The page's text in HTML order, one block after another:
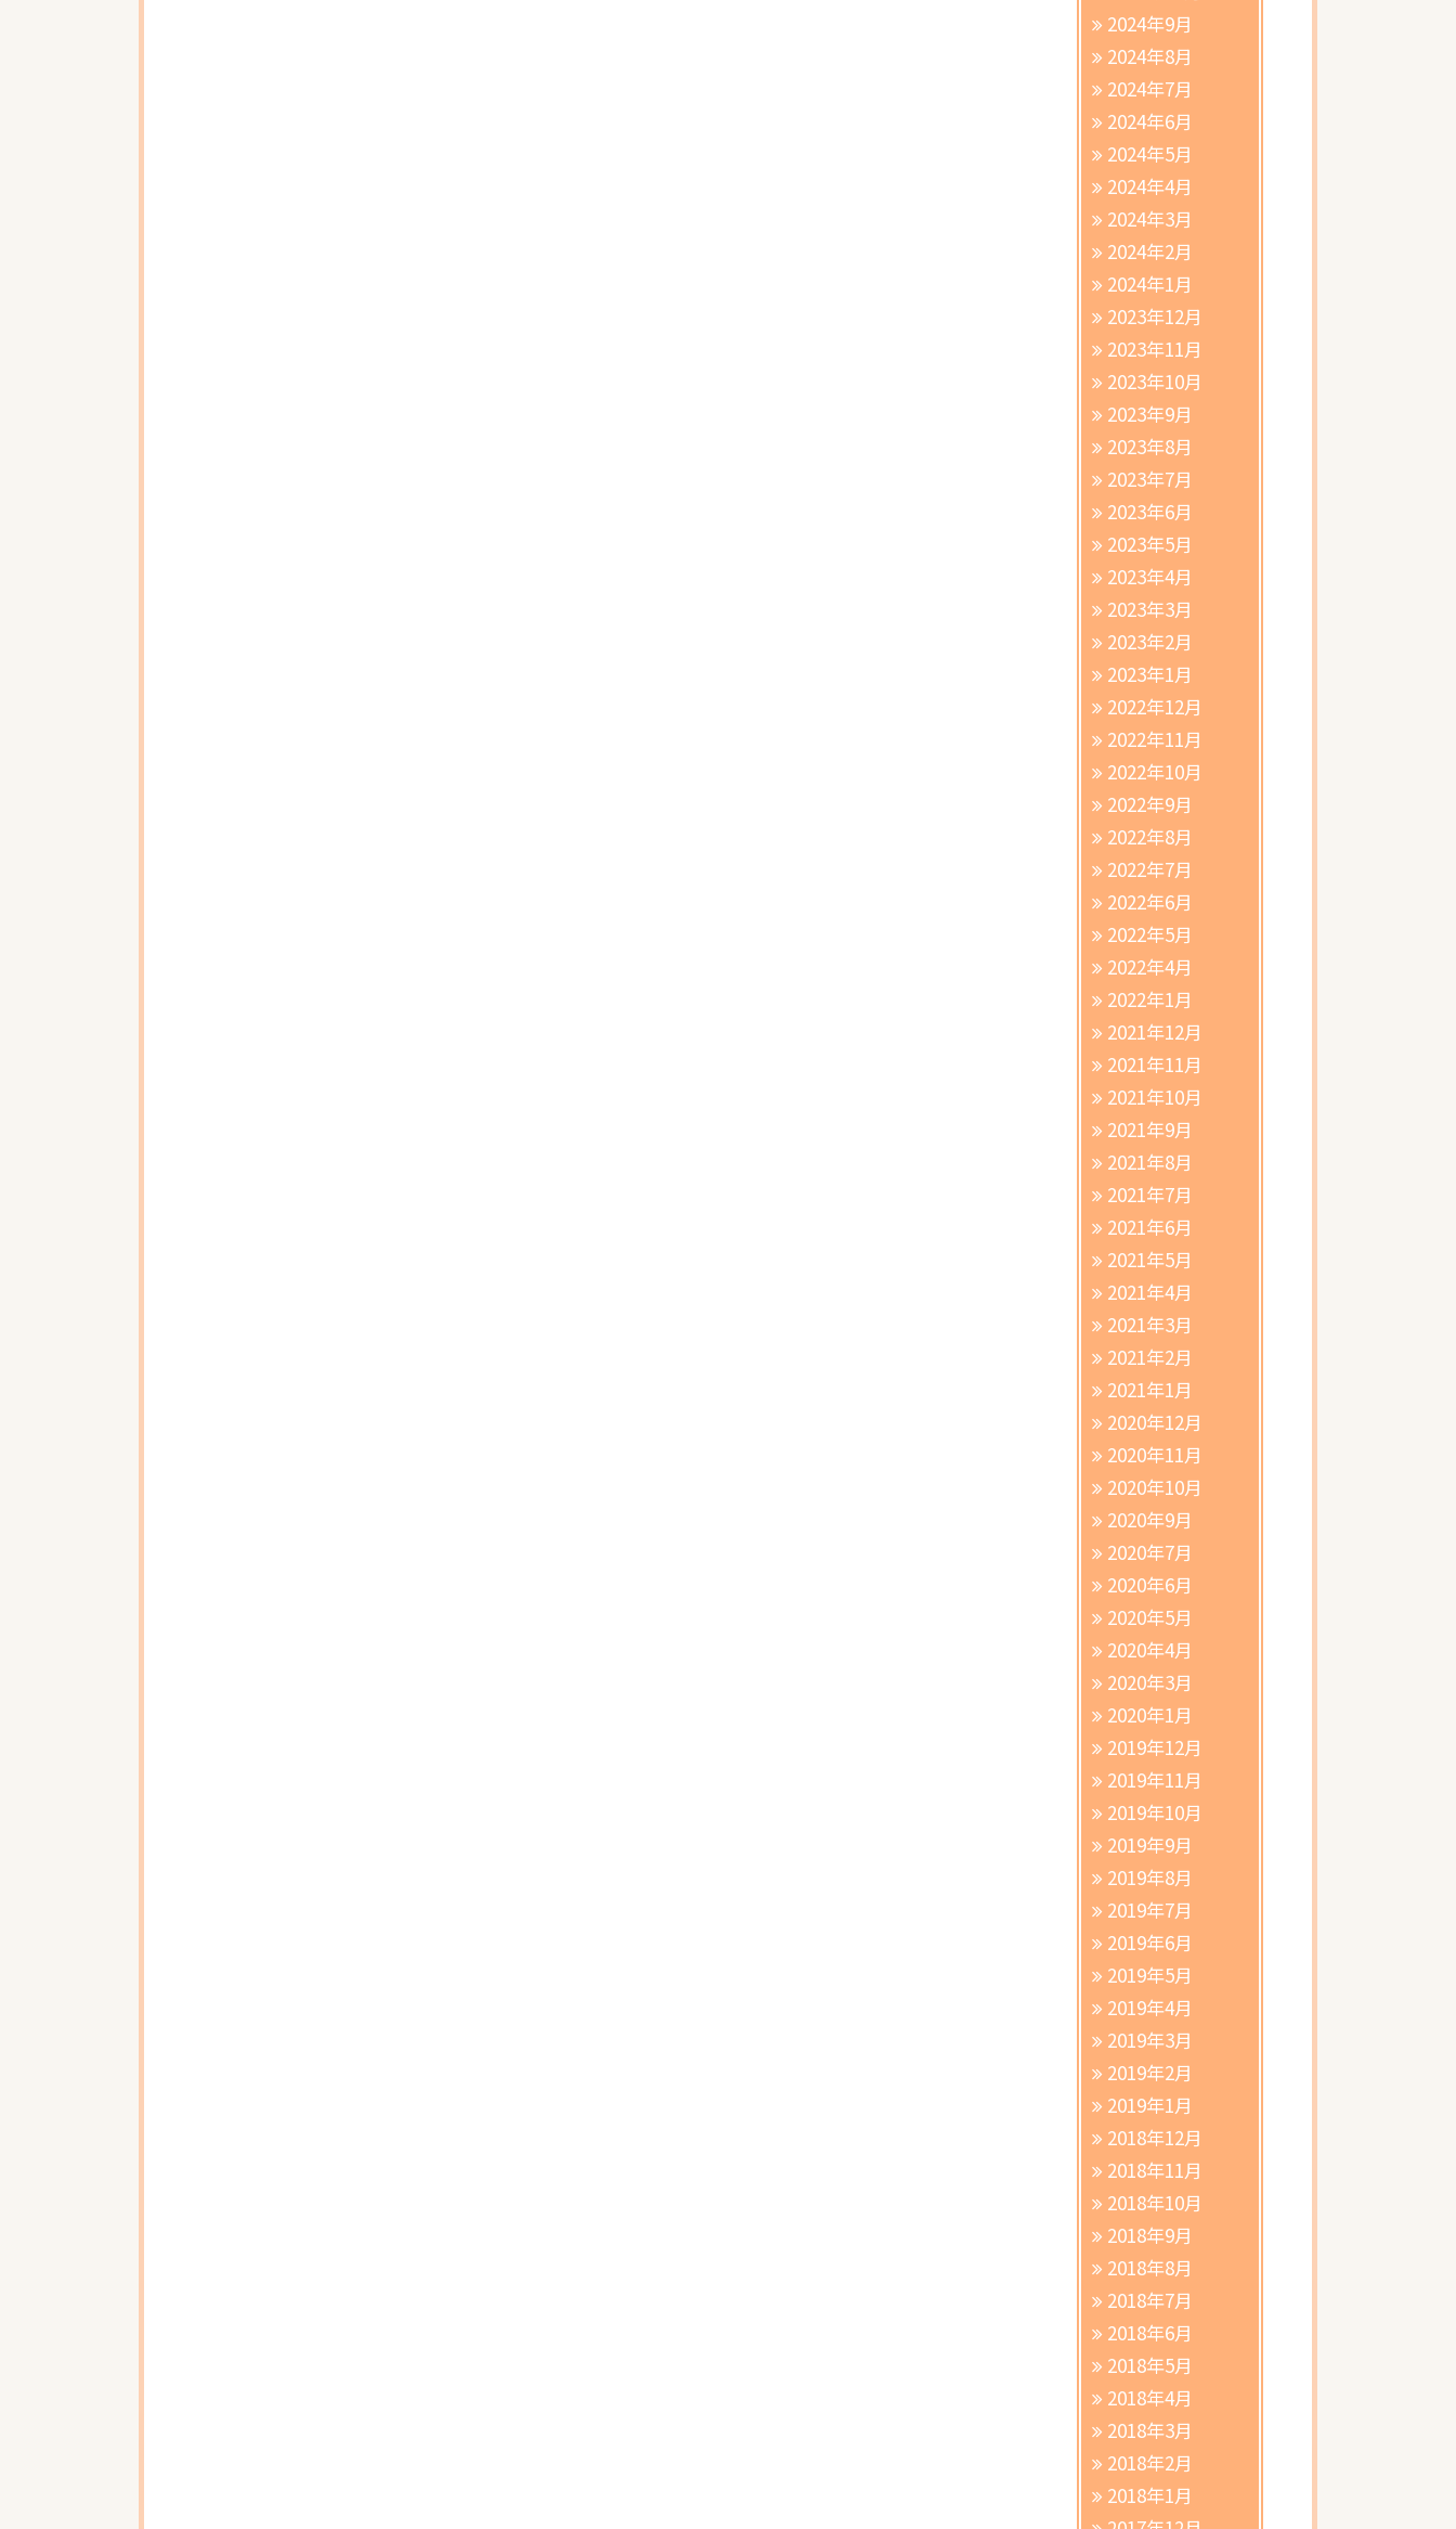
2024年9月
2024年8月
2024年7月
2024年6月
2024年5月
2024年4月
2024年3月
2024年2月
2024年1月
2023年12月
2023年11月
2023年10月
2023年9月
2023年8月
2023年7月
2023年6月
2023年5月
2023年4月
2023年3月
2023年2月
2023年1月
2022年12月
2022年11月
2022年10月
2022年9月
2022年8月
2022年7月
2022年6月
2022年5月
2022年4月
2022年1月
2021年12月
2021年11月
2021年10月
2021年9月
2021年8月
2021年7月
2021年6月
2021年5月
2021年4月
2021年3月
2021年2月
2021年1月
2020年12月
2020年11月
2020年10月
2020年9月
2020年7月
2020年6月
2020年5月
2020年4月
2020年3月
2020年1月
2019年12月
2019年11月
2019年10月
2019年9月
2019年8月
2019年7月
2019年6月
2019年5月
2019年4月
2019年3月
2019年2月
2019年1月
2018年12月
2018年11月
2018年10月
2018年9月
2018年8月
2018年7月
2018年6月
2018年5月
2018年4月
2018年3月
2018年2月
2018年1月